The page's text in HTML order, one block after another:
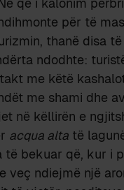
për të
thanë disa
ndodhte:
me këtë
me shami dhe
në këllirën e
acqua alta të
të bekuar që, kur i
veç ndiejmë një